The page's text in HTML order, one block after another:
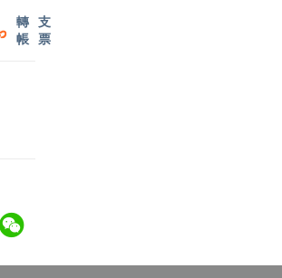
轉
帳
支
票